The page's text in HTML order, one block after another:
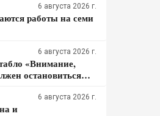
6 августа 2026 г.
работы на семи
6 августа 2026 г.
«Внимание,
остановиться
6 августа 2026 г.
и